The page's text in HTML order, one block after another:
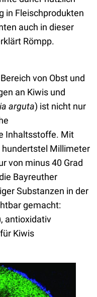
in Fleischprodukten
auch in dieser
Römpp.
von Obst und
an Kiwis und
arguta) ist nicht nur
Inhaltsstoffe. Mit
hundertstel Millimeter
von minus 40 Grad
Bayreuther
Substanzen in der
gemacht:
antioxidativ
Kiwis